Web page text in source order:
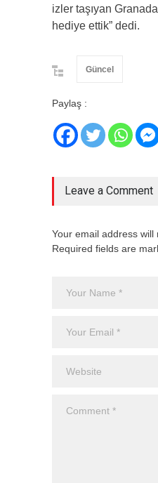
izler taşıyan
hediye ettik” dedi.
Güncel
Paylaş :
Leave a Comment
Your email address will
Required fields are